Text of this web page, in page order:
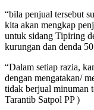
“bila penjual tersebut
kita akan mengkap
untuk sidang Tipiring
kurungan dan denda
“Dalam setiap razia,
dengan mengatakan/
tidak berjual minuman
Tarantib Satpol PP )